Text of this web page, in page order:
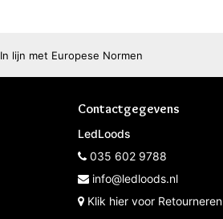
In lijn met Europese Normen
Contactgegevens
LedLoods
035 602 9788
info@ledloods.nl
Klik hier voor Retourneren